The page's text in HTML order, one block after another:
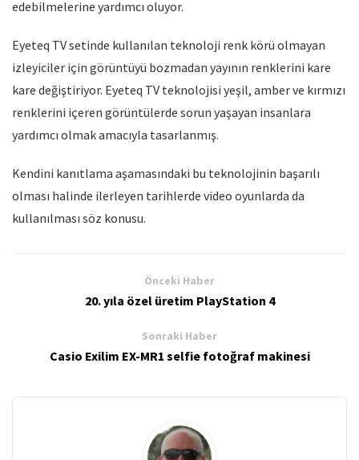
edebilmelerine yardımcı oluyor.
Eyeteq TV setinde kullanılan teknoloji renk körü olmayan
izleyiciler için görüntüyü bozmadan yayının renklerini kare
kare değiştiriyor. Eyeteq TV teknolojisi yeşil, amber ve kırmızı
renklerini içeren görüntülerde sorun yaşayan insanlara
yardımcı olmak amacıyla tasarlanmış.
Kendini kanıtlama aşamasındaki bu teknolojinin başarılı
olması halinde ilerleyen tarihlerde video oyunlarda da
kullanılması söz konusu.
Önceki Haber
20. yıla özel üretim PlayStation 4
Sonraki Haber
Casio Exilim EX-MR1 selfie fotoğraf makinesi